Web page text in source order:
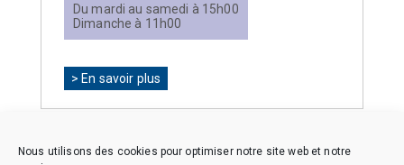
Nous utilisons des cookies pour optimiser notre site web et notre
Du mardi au samedi à 15h00
Dimanche à 11h00
> En savoir plus